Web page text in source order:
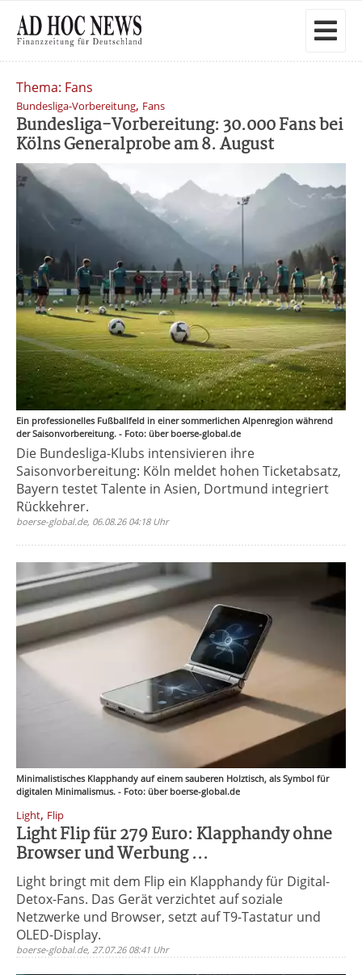
Thema: Fans
Bundesliga-Vorbereitung, Fans
Bundesliga-Vorbereitung: 30.000 Fans bei
Kölns Generalprobe am 8. August
Ein professionelles Fußballfeld in einer sommerlichen Alpenregion während
der Saisonvorbereitung. - Foto: über boerse-global.de
Die Bundesliga-Klubs intensivieren ihre
Saisonvorbereitung: Köln meldet hohen Ticketabsatz,
Bayern testet Talente in Asien, Dortmund integriert
Rückkehrer.
boerse-global.de, 06.08.26 04:18 Uhr
Minimalistisches Klapphandy auf einem sauberen Holztisch, als Symbol für
digitalen Minimalismus. - Foto: über boerse-global.de
Light, Flip
Light Flip für 279 Euro: Klapphandy ohne
Browser und Werbung ...
Light bringt mit dem Flip ein Klapphandy für Digital-
Detox-Fans. Das Gerät verzichtet auf soziale
Netzwerke und Browser, setzt auf T9-Tastatur und
OLED-Display.
boerse-global.de, 27.07.26 08:41 Uhr